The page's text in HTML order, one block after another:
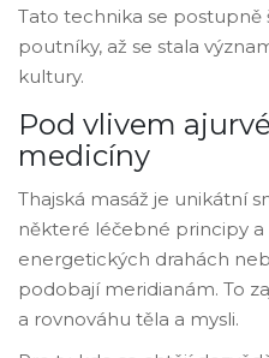
Tato technika se postupně
poutníky, až se stala
kultury.
Pod vlivem
medicíny
Thajská masáž je unikátní
některé léčebné principy
energetických drahách
podobají meridianám. To
a rovnováhu těla a mysli.